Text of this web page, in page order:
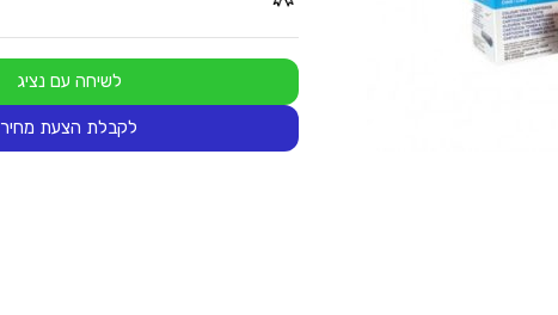
לשיחה עם נציג
לקבלת הצעת מחיר